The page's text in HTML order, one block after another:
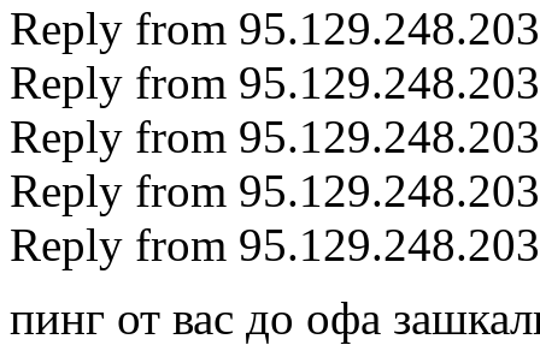
Reply from
Reply from
Reply from
Reply from
Reply from
пинг от вас до офа